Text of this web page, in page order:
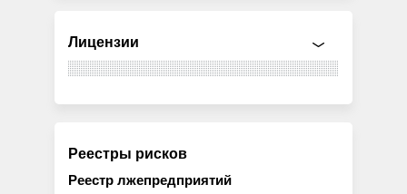
Лицензии
Реестры рисков
Реестр лжепредприятий